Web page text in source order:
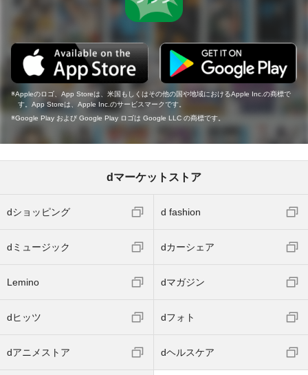
Appleのロゴ、App Storeは、米国もしくはその他の国や地域におけるApple Inc.の商標で
す。App Storeは、Apple Inc.のサービスマークです。
Google Play および Google Play ロゴは Google LLC の商標です。
dマーケットストア
dショッピング d fashion
dミュージック dカーシェア
Lemino dマガジン
dヒッツ dフォト
dアニメストア dヘルスケア